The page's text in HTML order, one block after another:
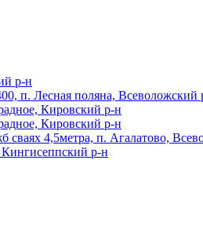
р-н
п. Лесная поляна, Всеволожский
Кировский р-н
Кировский р-н
сваях 4,5метра, п. Агалатово,
р-н